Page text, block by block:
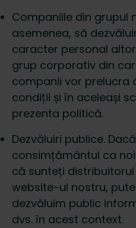
Companiile din grupul
asemenea, să
caracter personal
grup corporativ din
companii vor prelucra
condiții și în aceleași
prezenta politică.
Dezvăluiri publice.
consimțământul ca
că sunteți
website-ul nostru,
dezvăluim public
dvs. în acest context.